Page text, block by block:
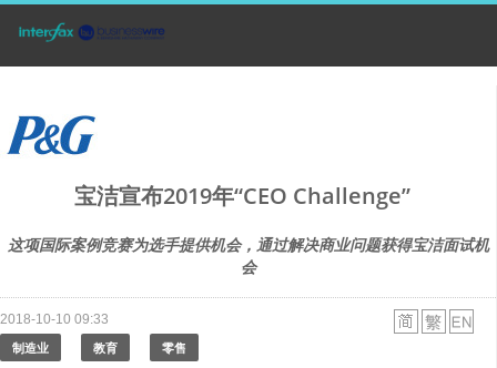
宝洁宣布2019年“CEO Challenge”
这项国际案例竞赛为选手提供机会，通过解决商业问题获得宝洁面试机
会
2018-10-10 09:33
制造业 教育 零售